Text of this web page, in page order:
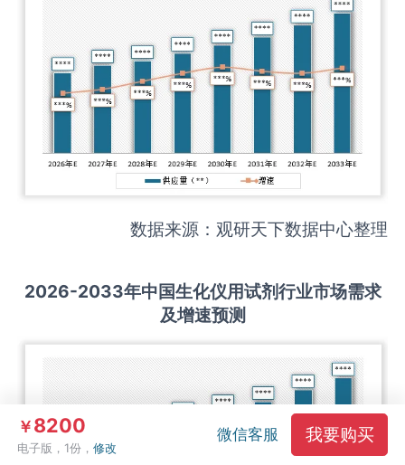
数据来源：观研天下数据中心整理
2026-2033年中国生化仪用试剂行业市场需求
及增速预测
￥8200
电子版，1份，修改
微信客服 我要购买